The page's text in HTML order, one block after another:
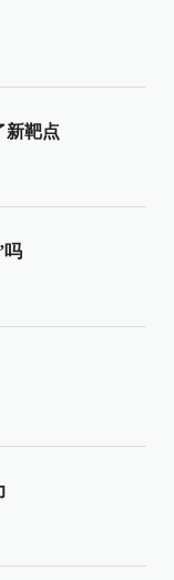
新靶点
吗